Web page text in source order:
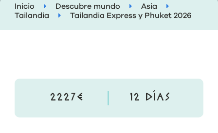
Inicio Descubre mundo
Asia
Tailandia
Tailandia Express y Phuket 2026
2227€ 12 DÍAS